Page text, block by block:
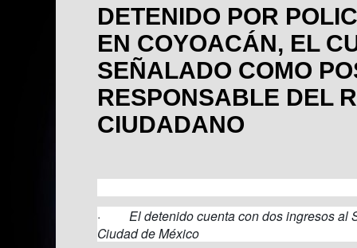
DETENIDO POR
EN COYOACÁN, EL
SEÑALADO COMO
RESPONSABLE DEL
CIUDADANO
· El detenido cuenta con dos ingresos al
Ciudad de México